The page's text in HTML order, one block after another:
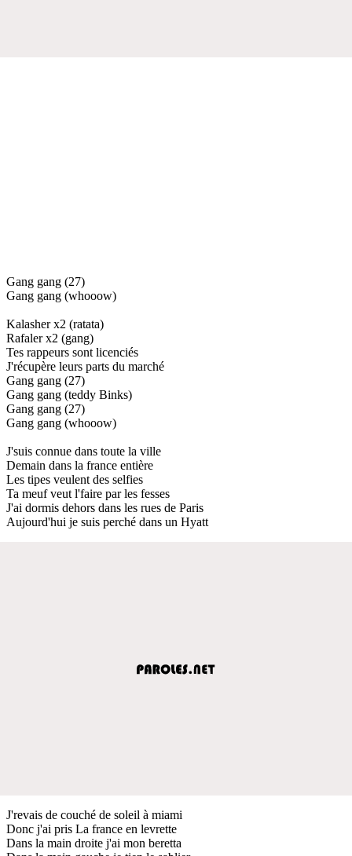
Gang gang (27)
Gang gang (whooow)
Kalasher x2 (ratata)
Rafaler x2 (gang)
Tes rappeurs sont licenciés
J'récupère leurs parts du marché
Gang gang (27)
Gang gang (teddy Binks)
Gang gang (27)
Gang gang (whooow)
J'suis connue dans toute la ville
Demain dans la france entière
Les tipes veulent des selfies
Ta meuf veut l'faire par les fesses
J'ai dormis dehors dans les rues de Paris
Aujourd'hui je suis perché dans un Hyatt
J'revais de couché de soleil à miami
Donc j'ai pris La france en levrette
Dans la main droite j'ai mon beretta